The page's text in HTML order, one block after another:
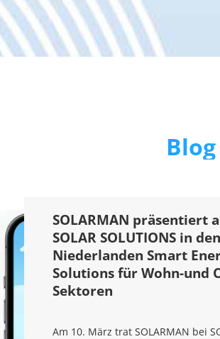
SOLARMAN präsentiert
SOLAR SOLUTIONS in den
Niederlanden Smart
Solutions für Wohn-und
Sektoren
Am 10. März trat SOLARMAN bei